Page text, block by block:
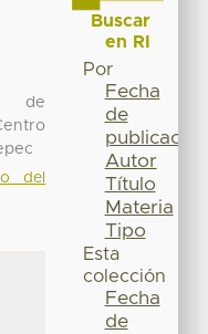
de
del
Buscar
en RI
Por
Fecha
de
publicación
Autor
Título
Materia
Tipo
Esta
colección
Fecha
de